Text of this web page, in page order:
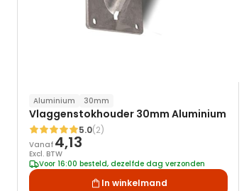
Aluminium 30mm
Vlaggenstokhouder 30mm Aluminium
Waardering:
5.0(2)
Vanaf 4,13
Excl. BTW
Voor 16:00 besteld, dezelfde dag verzonden
In winkelmand